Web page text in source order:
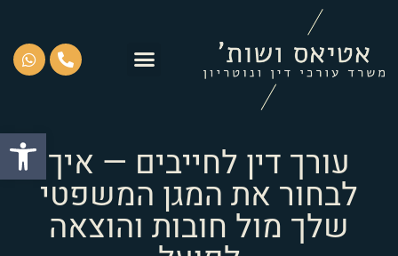
פתח עורך דין לחייבים — איך
לבחור את המגן המשפטי
שלך מול חובות והוצאה